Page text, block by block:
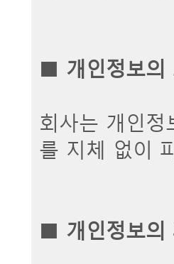
■ 개인정보
회사는 개인
를 지체 없이
■ 개인정보